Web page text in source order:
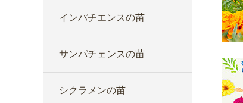
インパチエンスの苗
サンパチェンスの苗
シクラメンの苗